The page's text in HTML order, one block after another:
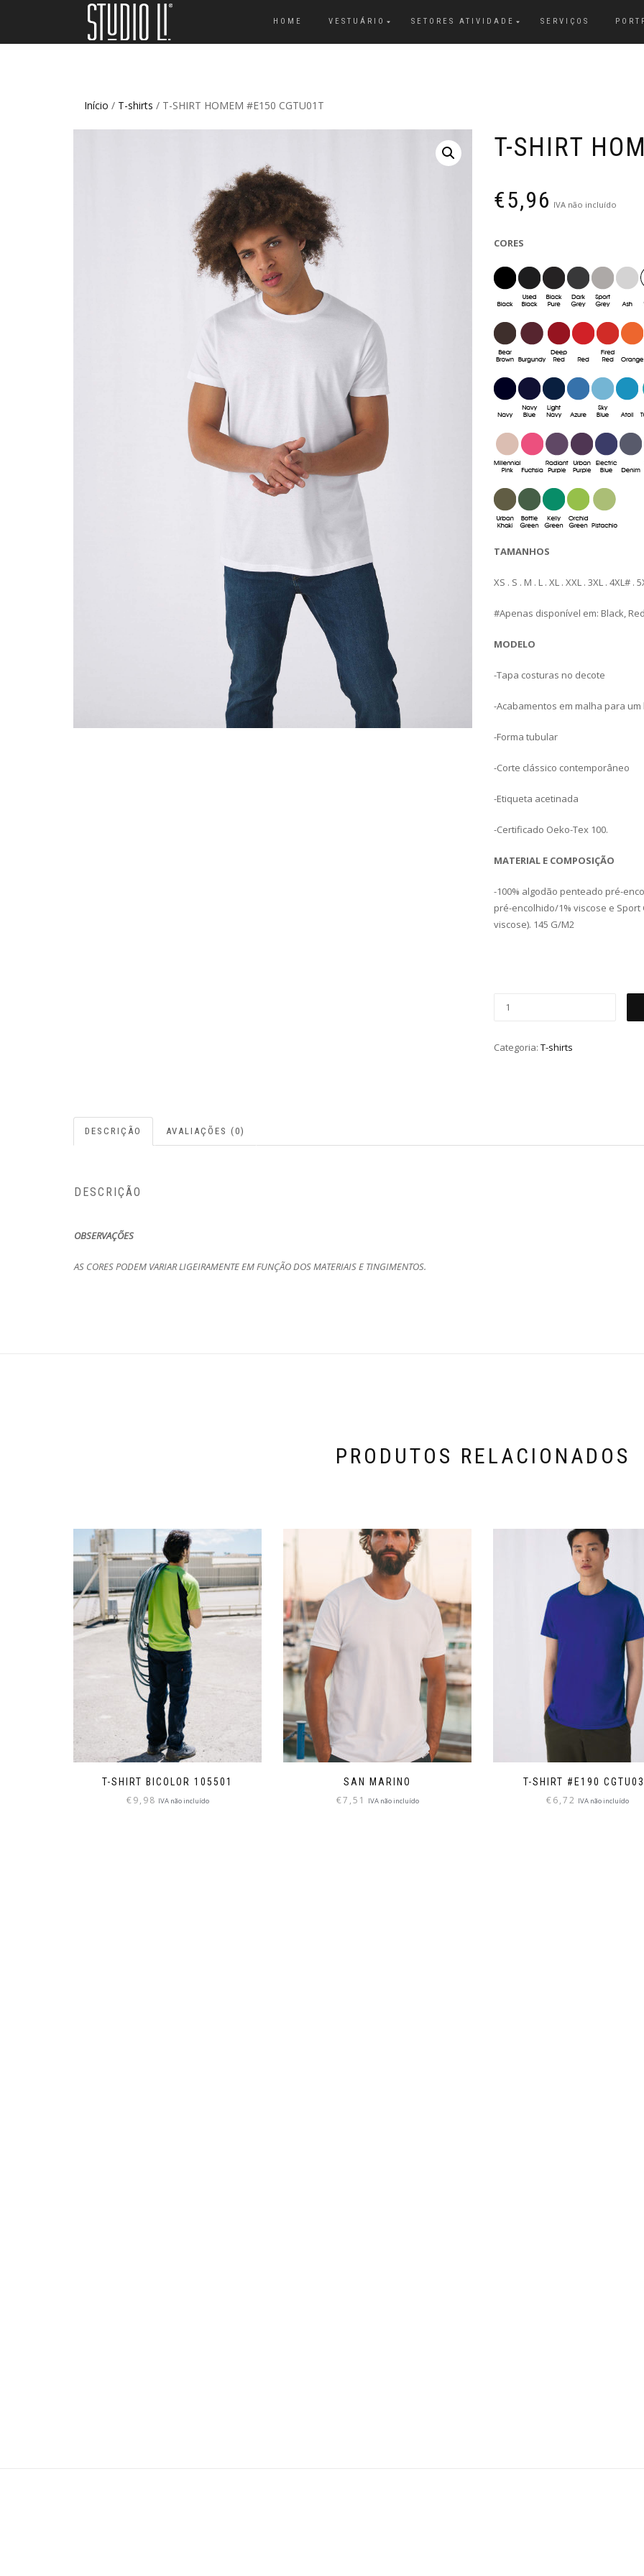
HOME VESTUÁRIO SETORES ATIVIDADE SERVIÇOS
Início / T-shirts / T-SHIRT HOMEM #E150 CGTU01T
T-SHIRT
€5,96 IVA não incluído
CORES
TAMANHOS
XS . S . M . L . XL . XXL . 3XL . 4XL# .
#Apenas disponível em: Black,
MODELO
-Tapa costuras no decote
-Acabamentos em malha para
-Forma tubular
-Corte clássico contemporâneo
-Etiqueta acetinada
-Certificado Oeko-Tex 100.
MATERIAL E COMPOSIÇÃO
-100% algodão penteado pré-
pré-encolhido/1% viscose e
viscose). 145 G/M2
Categoria: T-shirts
DESCRIÇÃO AVALIAÇÕES (0)
DESCRIÇÃO
OBSERVAÇÕES
AS CORES PODEM VARIAR LIGEIRAMENTE EM FUNÇÃO DOS MATERIAIS E TINGIMENTOS.
PRODUTOS RELACIONADOS
T-SHIRT BICOLOR 105501
€9,98 IVA não incluído
SAN MARINO
€7,51 IVA não incluído
T-SHIRT #E190
€6,72 IVA não incluído